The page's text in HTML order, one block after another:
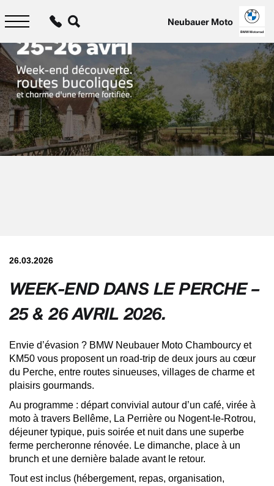
contenu
Neubauer Moto
BMW Motorrad
26.03.2026
WEEK-END DANS LE PERCHE –
25 & 26 AVRIL 2026.
Envie d’évasion ? BMW Neubauer Moto Chambourcy et
KM50 vous proposent un road-trip de deux jours au cœur
du Perche, entre routes sinueuses, villages de charme et
plaisirs gourmands.
Au programme : départ convivial autour d’un café, virée à
moto à travers Bellême, La Perrière ou Nogent-le-Rotrou,
déjeuner typique, puis soirée et nuit dans une superbe
ferme percheronne rénovée. Le dimanche, place à un
brunch et une dernière balade avant le retour.
Tout est inclus (hébergement, repas, organisation,